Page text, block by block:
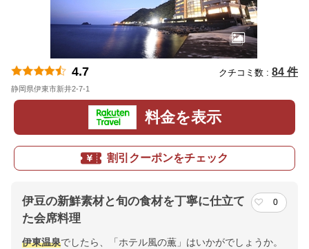
4.7 クチコミ数 : 84 件
静岡県伊東市新井2-7-1
料金を表示
割引クーポンをチェック
伊豆の新鮮素材と旬の食材を丁寧に仕立て
た会席料理
0
伊東温泉でしたら、「ホテル風の薫」はいかがでしょうか。